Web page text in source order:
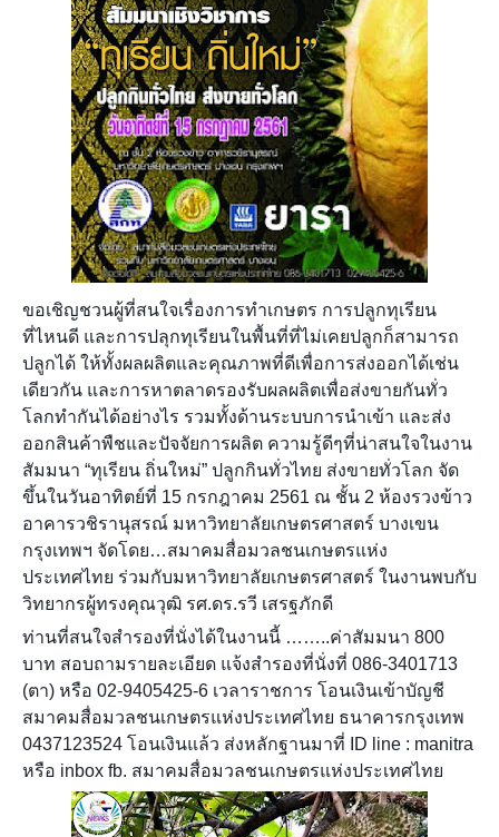
ขอเชิญชวนผู้ที่สนใจเรื่องการทำเกษตร การปลูกทุเรียน
ที่ไหนดี และการปลุกทุเรียนในพื้นที่ที่ไม่เคยปลูกก็สามารถ
ปลูกได้ ให้ทั้งผลผลิตและคุณภาพที่ดีเพื่อการส่งออกได้เช่น
เดียวกัน และการหาตลาดรองรับผลผลิตเพื่อส่งขายกันทั่ว
โลกทำกันได้อย่างไร รวมทั้งด้านระบบการนำเข้า และส่ง
ออกสินค้าพืชและปัจจัยการผลิต ความรู้ดีๆที่น่าสนใจในงาน
สัมมนา “ทุเรียน ถิ่นใหม่” ปลูกกินทั่วไทย ส่งขายทั่วโลก จัด
ขึ้นในวันอาทิตย์ที่ 15 กรกฎาคม 2561 ณ ชั้น 2 ห้องรวงข้าว
อาคารวชิรานุสรณ์ มหาวิทยาลัยเกษตรศาสตร์ บางเขน
กรุงเทพฯ จัดโดย…สมาคมสื่อมวลชนเกษตรแห่ง
ประเทศไทย ร่วมกับมหาวิทยาลัยเกษตรศาสตร์ ในงานพบกับ
วิทยากรผู้ทรงคุณวุฒิ รศ.ดร.รวี เสรฐภักดี
ท่านที่สนใจสำรองที่นั่งได้ในงานนี้ ……..ค่าสัมมนา 800
บาท สอบถามรายละเอียด แจ้งสำรองที่นั่งที่ 086-3401713
(ตา) หรือ 02-9405425-6 เวลาราชการ โอนเงินเข้าบัญชี
สมาคมสื่อมวลชนเกษตรแห่งประเทศไทย ธนาคารกรุงเทพ
0437123524 โอนเงินแล้ว ส่งหลักฐานมาที่ ID line : manitra
หรือ inbox fb. สมาคมสื่อมวลชนเกษตรแห่งประเทศไทย